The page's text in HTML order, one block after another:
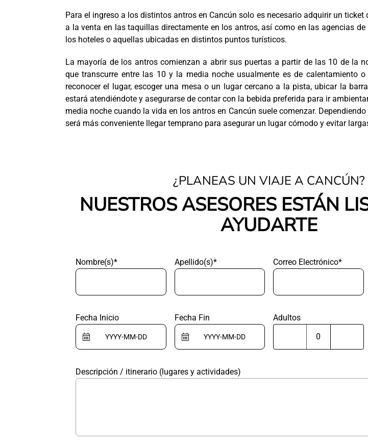
Para el ingreso a los distintos antros en Cancún solo es necesario adquirir un ticket
a la venta en las taquillas directamente en los antros, así como en las agencias
los hoteles o aquellas ubicadas en distintos puntos turísticos.
La mayoría de los antros comienzan a abrir sus puertas a partir de las 10 de la
que transcurre entre las 10 y la media noche usualmente es de calentamiento o
reconocer el lugar, escoger una mesa o un lugar cercano a la pista, ubicar la
estará atendiéndote y asegurarse de contar con la bebida preferida para ir
media noche cuando la vida en los antros en Cancún suele comenzar.
será más conveniente llegar temprano para asegurar un lugar cómodo y evitar
¿PLANEAS UN VIAJE A CANCÚN?
NUESTROS ASESORES ESTÁN
AYUDARTE
Nombre(s)* Apellido(s)* Correo Electrónico*
Fecha Inicio Fecha Fin Adultos
Descripción / itinerario (lugares y actividades)